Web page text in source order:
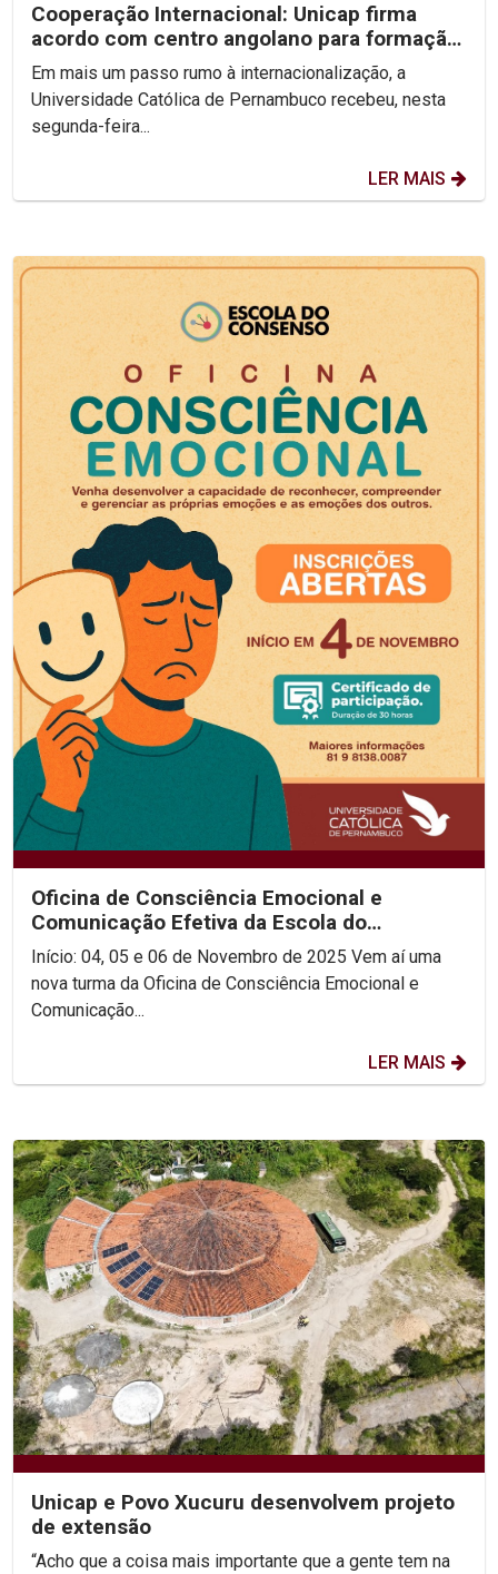
Cooperação Internacional: Unicap firma
acordo com centro angolano para formação
em Fonoaudiologia
Em mais um passo rumo à internacionalização, a
Universidade Católica de Pernambuco recebeu, nesta
segunda-feira...
LER MAIS
Oficina de Consciência Emocional e
Comunicação Efetiva da Escola do
Consenso!
Início: 04, 05 e 06 de Novembro de 2025 Vem aí uma
nova turma da Oficina de Consciência Emocional e
Comunicação...
LER MAIS
Unicap e Povo Xucuru desenvolvem projeto
de extensão
“Acho que a coisa mais importante que a gente tem na